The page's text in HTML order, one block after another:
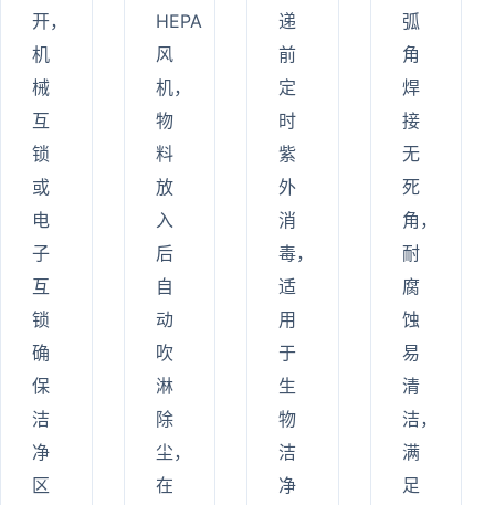
开，
机
械
互
锁
或
电
子
互
锁
确
保
洁
净
区
HEPA
风
机，
物
料
放
入
后
自
动
吹
淋
除
尘，
在
递
前
定
时
紫
外
消
毒，
适
用
于
生
物
洁
净
弧
角
焊
接
无
死
角，
耐
腐
蚀
易
清
洁，
满
足